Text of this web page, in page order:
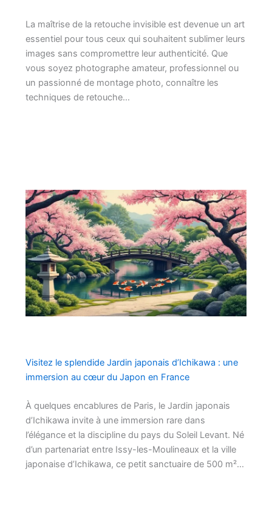
La maîtrise de la retouche invisible est devenue un art
essentiel pour tous ceux qui souhaitent sublimer leurs
images sans compromettre leur authenticité. Que
vous soyez photographe amateur, professionnel ou
un passionné de montage photo, connaître les
techniques de retouche…
Visitez le splendide Jardin japonais d’Ichikawa : une
immersion au cœur du Japon en France
À quelques encablures de Paris, le Jardin japonais
d’Ichikawa invite à une immersion rare dans
l’élégance et la discipline du pays du Soleil Levant. Né
d’un partenariat entre Issy-les-Moulineaux et la ville
japonaise d’Ichikawa, ce petit sanctuaire de 500 m²…